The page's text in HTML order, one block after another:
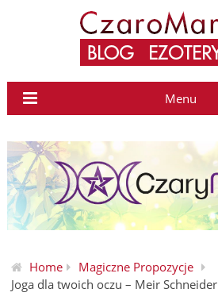
Menu
Home
Magiczne Propozycje
Joga dla twoich oczu – Meir Schneider